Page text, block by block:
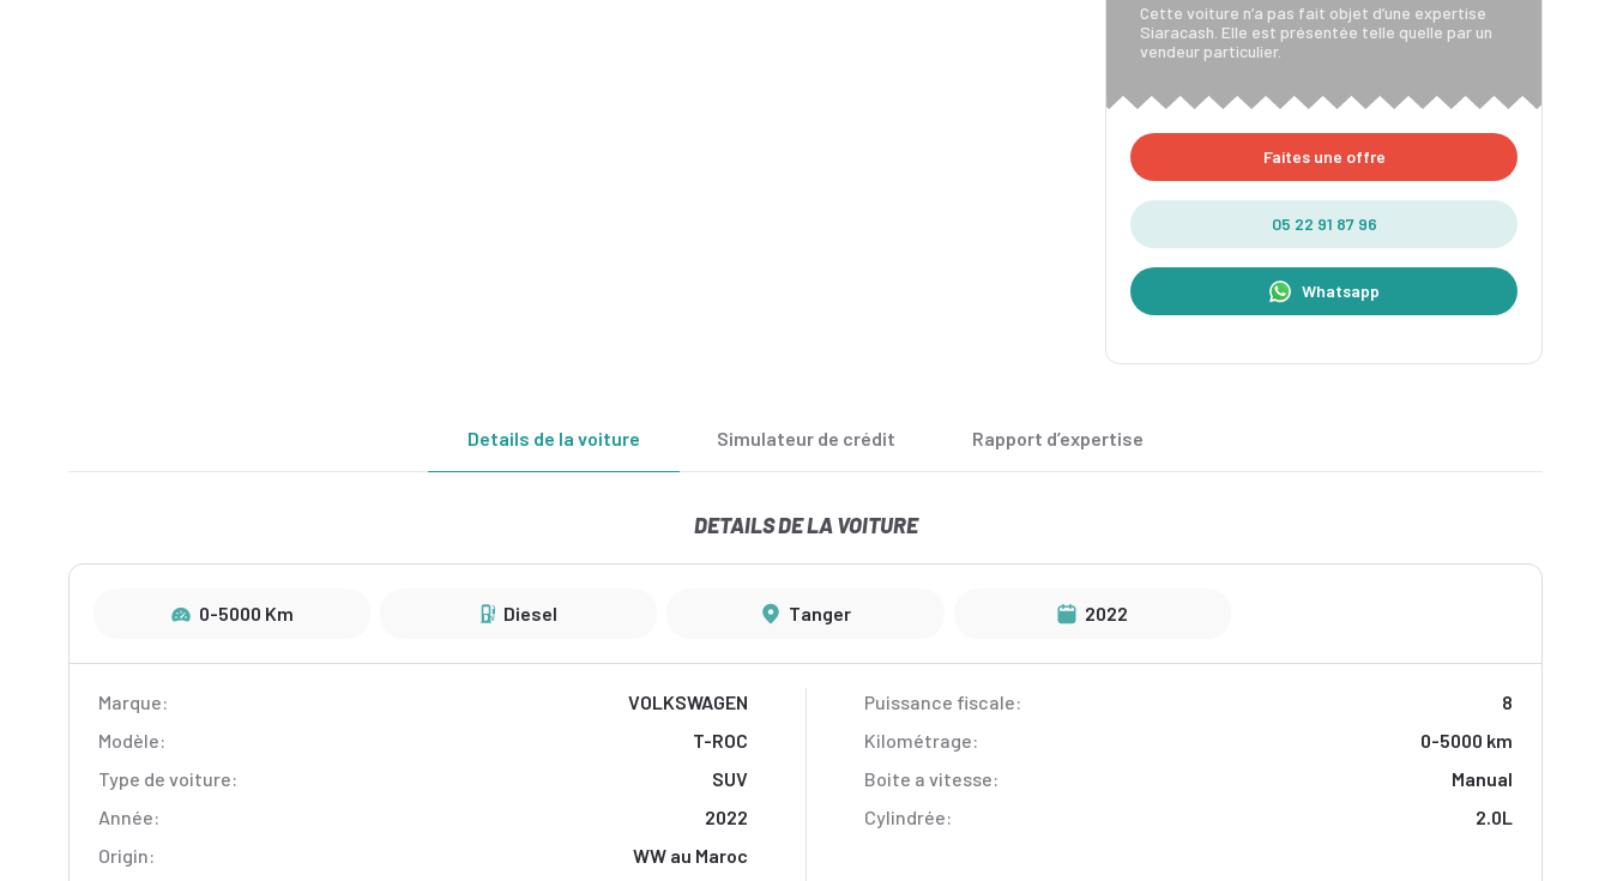
Cette voiture n’a pas fait objet d’une expertise
Siaracash. Elle est présentée telle quelle par un
vendeur particulier.
Faites une offre
05 22 91 87 96
Whatsapp
Details de la voiture Simulateur de crédit Rapport d’expertise
DETAILS DE LA VOITURE
0-5000 Km Diesel Tanger‎ 2022
Marque:
VOLKSWAGEN
Modèle:
T-ROC
Type de voiture:
SUV
Année:
2022
Origin:
WW au Maroc
Puissance fiscale:
8
Kilométrage:
0-5000 km
Boite a vitesse:
Manual
Cylindrée:
2.0L